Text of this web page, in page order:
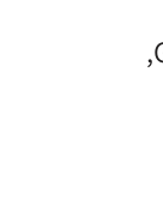
ברז פרח קצר- Guppy,